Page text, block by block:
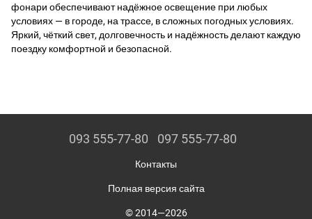
фонари обеспечивают надёжное освещение при любых
условиях — в городе, на трассе, в сложных погодных условиях.
Яркий, чёткий свет, долговечность и надёжность делают каждую
поездку комфортной и безопасной.
093 555-77-80 097 555-77-80
Контакты
Полная версия сайта
© 2014—2026